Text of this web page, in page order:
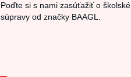
Poďte si s nami zasúťažiť o školské
súpravy od značky BAAGL.